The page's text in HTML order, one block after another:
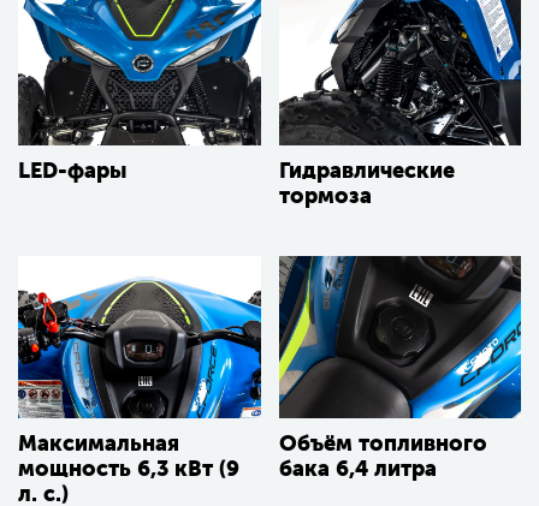
LED-фары
Гидравлические
тормоза
Максимальная
мощность 6,3 кВт (9
л. с.)
Объём топливного
бака 6,4 литра